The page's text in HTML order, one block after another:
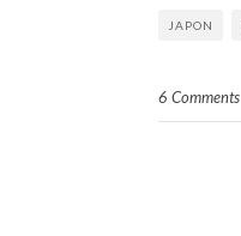
JAPON
6 Comments